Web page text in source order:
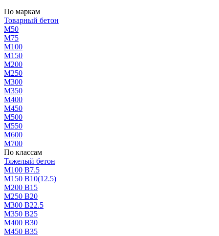
По маркам
Товарный бетон
М50
М75
М100
М150
М200
М250
М300
М350
М400
М450
М500
М550
М600
М700
По классам
Тяжелый бетон
М100 В7.5
М150 В10(12.5)
М200 В15
М250 В20
М300 В22.5
М350 В25
М400 В30
М450 В35